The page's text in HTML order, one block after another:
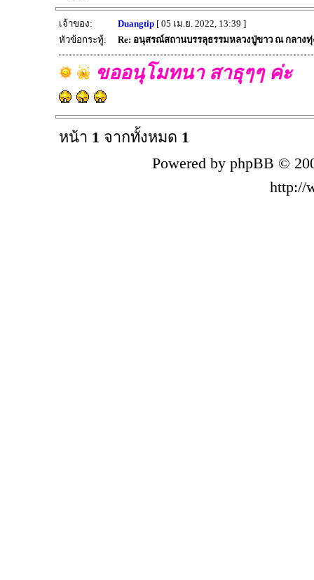
เจ้าของ: Duangtip[ 05 เม.ย. 2022, 13:39 ]
หัวข้อกระทู้:
Re: อนุสรณ์สถานบรรลุธรรมหลวงปู่ขาว ณ กลาง
ขออนุโมทนา สาธุๆๆ ค่ะ
หน้า 1 จากทั้งหมด 1
Powered by phpBB ©
http://